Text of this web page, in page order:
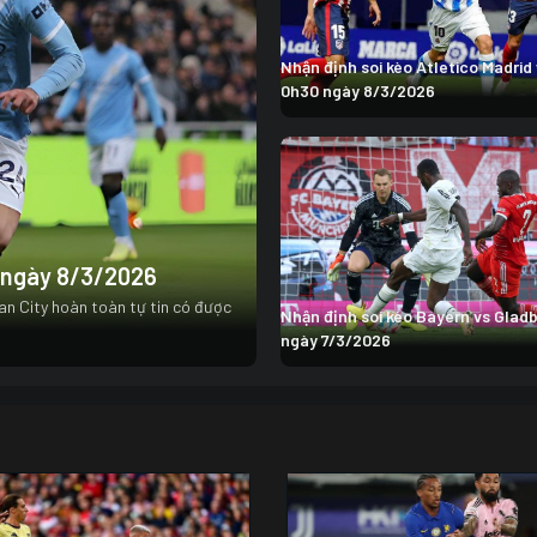
11/07 21:00
Na Uy
Anh
Argentina
ngày 8/3/2026
City hoàn toàn tự tin có được
Nhận định soi kèo Atletico
0h30 ngày 8/3/2026
Nhận định soi kèo Bayern vs
ngày 7/3/2026